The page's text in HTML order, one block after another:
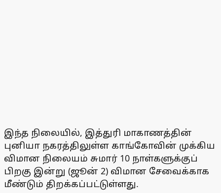
இந்த நிலையில், இத்துரி மாகாணத்தின்
புனியா நகரத்திலுள்ள காங்கோவின் முக்கிய
விமான நிலையம் சுமார் 10 நாள்களுக்குப்
பிறகு இன்று (ஜூன் 2) விமான சேவைக்காக
மீண்டும் திறக்கப்பட்டுள்ளது.